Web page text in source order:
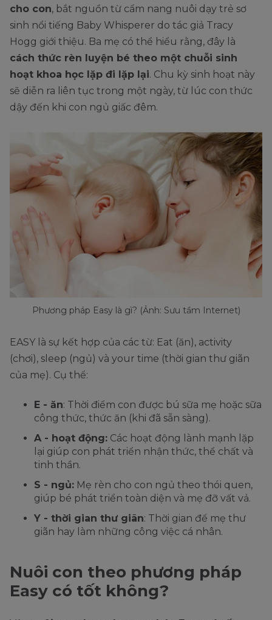
cho con, bắt nguồn từ cẩm nang nuôi dạy trẻ sơ
sinh nổi tiếng Baby Whisperer do tác giả Tracy
Hogg giới thiệu. Ba mẹ có thể hiểu rằng, đây là
cách thức rèn luyện bé theo một chuỗi sinh
hoạt khoa học lặp đi lặp lại. Chu kỳ sinh hoạt này
sẽ diễn ra liên tục trong một ngày, từ lúc con thức
dậy đến khi con ngủ giấc đêm.
Phương pháp Easy là gì? (Ảnh: Sưu tầm Internet)
EASY là sự kết hợp của các từ: Eat (ăn), activity
(chơi), sleep (ngủ) và your time (thời gian thư giãn
của mẹ). Cụ thể:
E - ăn: Thời điểm con được bú sữa mẹ hoặc sữa
công thức, thức ăn (khi đã sẵn sàng).
A - hoạt động: Các hoạt động lành mạnh lặp
lại giúp con phát triển nhận thức, thể chất và
tinh thần.
S - ngủ: Mẹ rèn cho con ngủ theo thói quen,
giúp bé phát triển toàn diện và mẹ đỡ vất vả.
Y - thời gian thư giãn: Thời gian để mẹ thư
giãn hay làm những công việc cá nhân.
Nuôi con theo phương pháp
Easy có tốt không?